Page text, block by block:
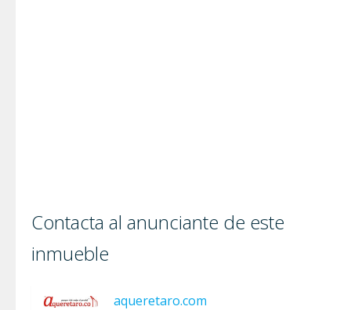
Contacta al anunciante de este
inmueble
aqueretaro.com